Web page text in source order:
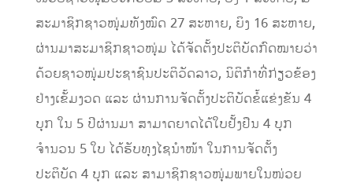
ສະມາຊິກຊາວໜຸ່ມທັງໝົດ 27 ສະຫາຍ, ຍິງ 16 ສະຫາຍ,
ຜ່ານມາສະມາຊິກຊາວໜຸ່ມ ໄດ້ຈັດຕັ້ງປະຕິບັດກົດໝາຍວ່າ
ດ້ວຍຊາວໜຸ່ມປະຊາຊົນປະຕິວັດລາວ, ນິຕິກຳທີ່ກ່ຽວຂ້ອງ
ຢ່າງເຂັ້ມງວດ ແລະ ຜ່ານການຈັດຕັ້ງປະຕິບັດຂໍ້ແຂ່ງຂັນ 4
ບຸກ ໃນ 5 ປີຜ່ານມາ ສາມາດຍາດໄດ້ໃບຢັ້ງຢືນ 4 ບຸກ
ຈຳນວນ 5 ໃບ ໄດ້ຮັບທຸງໄຊນຳໜ້າ ໃນການຈັດຕັ້ງ
ປະຕິບັດ 4 ບຸກ ແລະ ສາມາຊິກຊາວໜຸ່ມພາຍໃນໜ່ວຍ